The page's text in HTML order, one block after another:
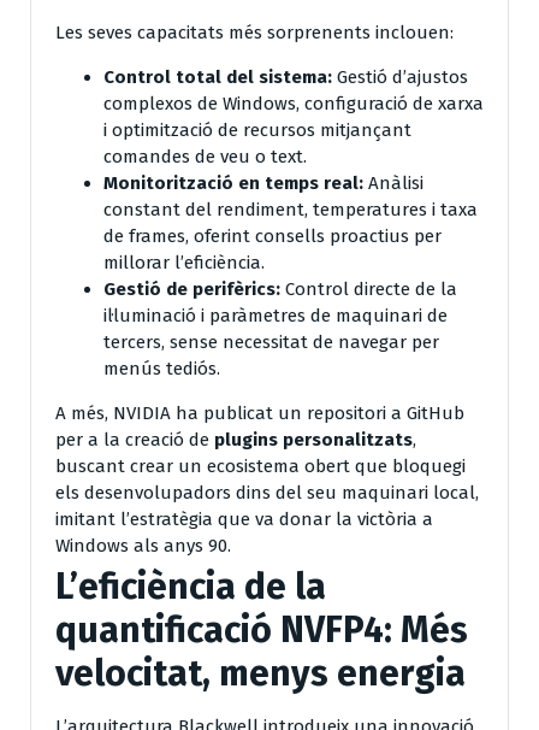
Les seves capacitats més sorprenents inclouen:
Control total del sistema: Gestió d’ajustos
complexos de Windows, configuració de xarxa
i optimització de recursos mitjançant
comandes de veu o text.
Monitorització en temps real: Anàlisi
constant del rendiment, temperatures i taxa
de frames, oferint consells proactius per
millorar l’eficiència.
Gestió de perifèrics: Control directe de la
il·luminació i paràmetres de maquinari de
tercers, sense necessitat de navegar per
menús tediós.
A més, NVIDIA ha publicat un repositori a GitHub
per a la creació de plugins personalitzats,
buscant crear un ecosistema obert que bloquegi
els desenvolupadors dins del seu maquinari local,
imitant l’estratègia que va donar la victòria a
Windows als anys 90.
L’eficiència de la
quantificació NVFP4: Més
velocitat, menys energia